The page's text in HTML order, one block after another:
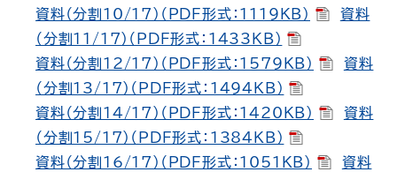
資料（分割10/17）（PDF形式：1119KB）
資料
（分割11/17）（PDF形式：1433KB）
資料（分割12/17）（PDF形式：1579KB）
資料
（分割13/17）（PDF形式：1494KB）
資料（分割14/17）（PDF形式：1420KB）
資料
（分割15/17）（PDF形式：1384KB）
資料（分割16/17）（PDF形式：1051KB）
資料